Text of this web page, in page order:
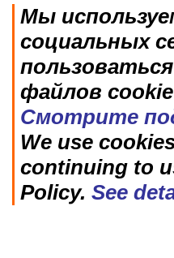
Мы
социальных
файлов
Смотрите
We use
continuing to
Policy. See